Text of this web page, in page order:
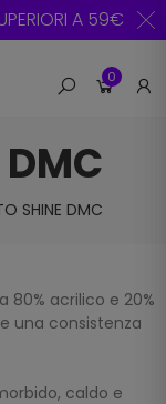
A 59€
0
DMC
SHINE DMC
acrilico e 20%
una consistenza
caldo e